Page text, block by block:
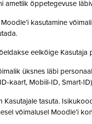
ametlik õppetegevuse
kasutamine
eelkõige
üksnes läbi
kaart, Mobiil-ID, Smart-
Kasutajale tasuta.
võimalusel Moodle’i